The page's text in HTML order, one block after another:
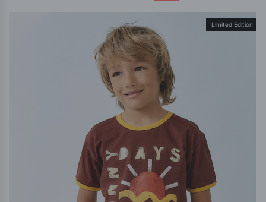
Limited Edition